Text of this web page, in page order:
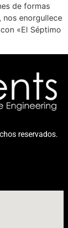
de formas
nos enorgullece
«El Séptimo
reservados.